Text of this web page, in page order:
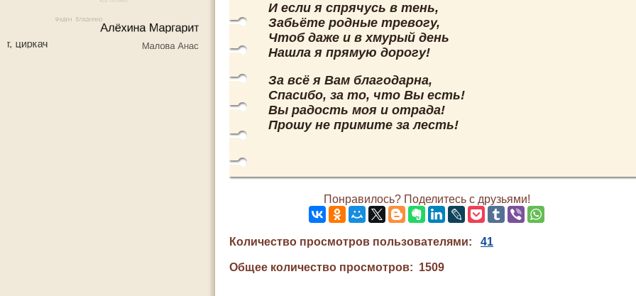
И если я спрячусь в тень,
Забьёте родные тревогу,
Чтоб даже и в хмурый день
Нашла я прямую дорогу!
За всё я Вам благодарна,
Спасибо, за то, что Вы есть!
Вы радость моя и отрада!
Прошу не примите за лесть!
Понравилось? Поделитесь с друзьями!
Количество просмотров пользователями: 41
Общее количество просмотров: 1509